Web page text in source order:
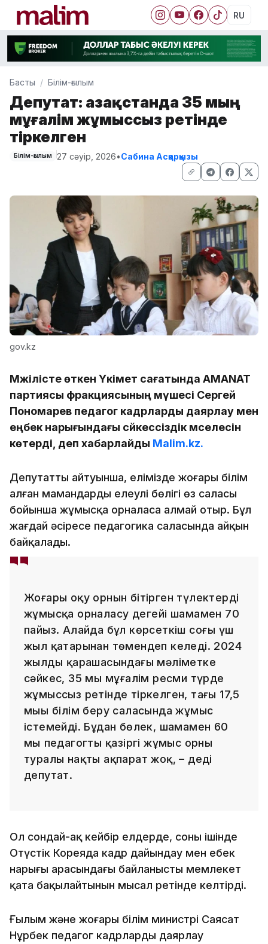
RU
Басты Білім-ғылым
Депутат: Қазақстанда 35 мың
мұғалім жұмыссыз ретінде
тіркелген
Білім-ғылым 27 сәуір, 2026•Сабина Асқарқызы
gov.kz
Мәжілісте өткен Үкімет сағатында AMANAT
партиясы фракциясының мүшесі Сергей
Пономарев педагог кадрларды даярлау мен
еңбек нарығындағы сәйкессіздік мәселесін
көтерді, деп хабарлайды Malim.kz.
Депутаттың айтуынша, елімізде жоғары білім
алған мамандардың елеулі бөлігі өз саласы
бойынша жұмысқа орналаса алмай отыр. Бұл
жағдай әсіресе педагогика саласында айқын
байқалады.
Жоғары оқу орнын бітірген түлектердің
жұмысқа орналасу деңгейі шамамен 70
пайыз. Алайда бұл көрсеткіш соңғы үш
жыл қатарынан төмендеп келеді. 2024
жылдың қарашасындағы мәліметке
сәйкес, 35 мың мұғалім ресми түрде
жұмыссыз ретінде тіркелген, тағы 17,5
мыңы білім беру саласында жұмыс
істемейді. Бұдан бөлек, шамамен 60
мың педагогтың қазіргі жұмыс орны
туралы нақты ақпарат жоқ, – деді
депутат.
Ол сондай-ақ кейбір елдерде, соның ішінде
Оңтүстік Кореяда кадр дайындау мен еңбек
нарығы арасындағы байланысты мемлекет
қатаң бақылайтынын мысал ретінде келтірді.
Ғылым және жоғары білім министрі Саясат
Нұрбек педагог кадрларды даярлау